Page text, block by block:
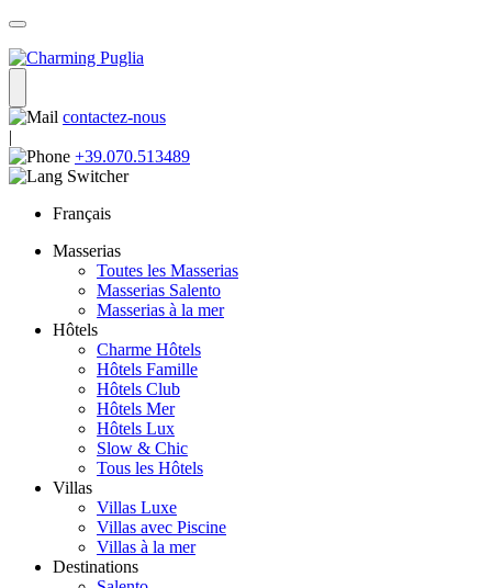
contactez-nous
|
+39.070.513489
Français
Masserias
Toutes les Masserias
Masserias Salento
Masserias à la mer
Hôtels
Charme Hôtels
Hôtels Famille
Hôtels Club
Hôtels Mer
Hôtels Lux
Slow & Chic
Tous les Hôtels
Villas
Villas Luxe
Villas avec Piscine
Villas à la mer
Destinations